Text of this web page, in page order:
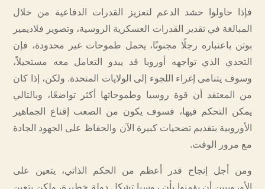
فإذا حاولوا حشد الدعم لتعزيز القدرات الدفاعية من خلال
المبالغة في تقدير القدرات العسكرية الروسية، وتصوير فلاديمير
بوتن باعتباره رجلًا مجنونًا، يحمل طموحات غير محدودة، فإن
التحدي الذي تواجهه أوروبا قد يبدو التعامل معه مستحيلاً،
وسوف يتنامى إغراء اللجوء إلى الولايات المتحدة. ولكن، إذا كان
من المعتقد أن قوة روسيا وطموحاتها أكثر تواضعًا، وبالتالي
يمكن التحكم فيها، فسوف يكون من الصعب إقناع الجماهير
الأوروبية بتقديم تضحيات كبيرة الآن والحفاظ على الجهود الجادة
مع مرور الوقت.
ومن أجل إنجاح قدر أعظم من الحكم الذاتي، يتعين على
الأوروبيين أن يؤمنوا بأن روسيا تشكل دولة خطيرة، ولكن يتعين